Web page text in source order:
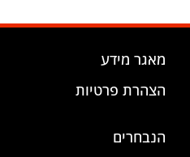
מאגר מידע
הצהרת פרטיות
הנבחרים